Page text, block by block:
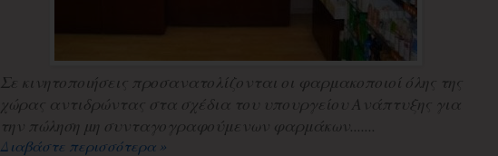
Σε κινητοποιήσεις προσανατολίζονται οι φαρμακοποιοί όλης της
χώρας αντιδρώντας στα σχέδια του υπουργείου Ανάπτυξης για
την πώληση μη συνταγογραφούμενων φαρμάκων.......
Διαβάστε περισσότερα »